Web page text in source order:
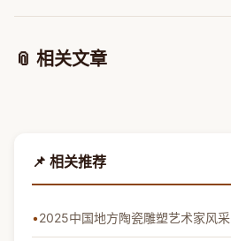
📎 相关文章
📌 相关推荐
2025中国地方陶瓷雕塑艺术家风采